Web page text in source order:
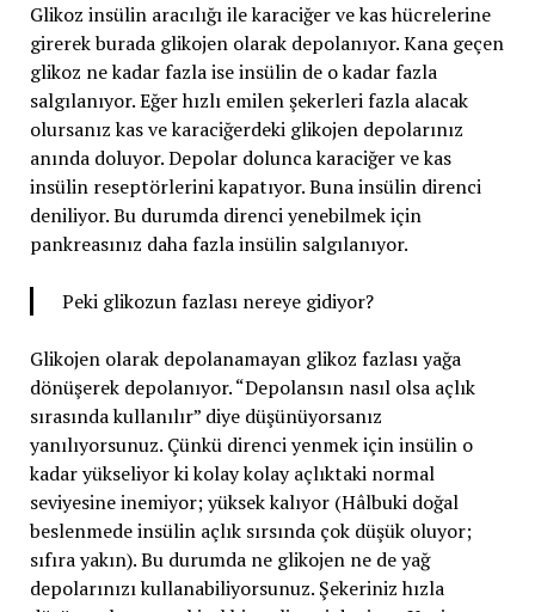
Glikoz insülin aracılığı ile karaciğer ve kas hücrelerine
girerek burada glikojen olarak depolanıyor. Kana geçen
glikoz ne kadar fazla ise insülin de o kadar fazla
salgılanıyor. Eğer hızlı emilen şekerleri fazla alacak
olursanız kas ve karaciğerdeki glikojen depolarınız
anında doluyor. Depolar dolunca karaciğer ve kas
insülin reseptörlerini kapatıyor. Buna insülin direnci
deniliyor. Bu durumda direnci yenebilmek için
pankreasınız daha fazla insülin salgılanıyor.
Peki glikozun fazlası nereye gidiyor?
Glikojen olarak depolanamayan glikoz fazlası yağa
dönüşerek depolanıyor. “Depolansın nasıl olsa açlık
sırasında kullanılır” diye düşünüyorsanız
yanılıyorsunuz. Çünkü direnci yenmek için insülin o
kadar yükseliyor ki kolay kolay açlıktaki normal
seviyesine inemiyor; yüksek kalıyor (Hâlbuki doğal
beslenmede insülin açlık sırsında çok düşük oluyor;
sıfıra yakın). Bu durumda ne glikojen ne de yağ
depolarınızı kullanabiliyorsunuz. Şekeriniz hızla